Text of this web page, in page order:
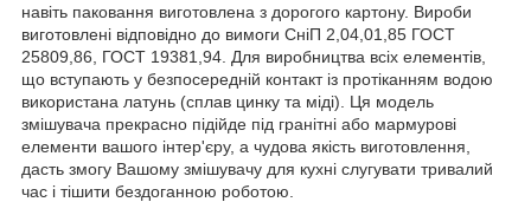
навіть паковання виготовлена з дорогого картону. Вироби
виготовлені відповідно до вимоги СніП 2,04,01,85 ГОСТ
25809,86, ГОСТ 19381,94. Для виробництва всіх елементів,
що вступають у безпосередній контакт із протіканням водою
використана латунь (сплав цинку та міді). Ця модель
змішувача прекрасно підійде під гранітні або мармурові
елементи вашого інтер'єру, а чудова якість виготовлення,
дасть змогу Вашому змішувачу для кухні слугувати тривалий
час і тішити бездоганною роботою.